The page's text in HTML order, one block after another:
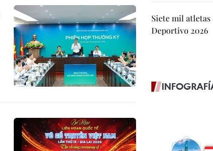
Siete mil
Deportivo 2026